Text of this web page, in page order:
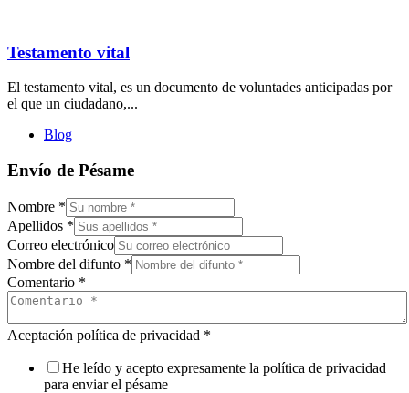
Testamento vital
El testamento vital, es un documento de voluntades anticipadas por
el que un ciudadano,...
Blog
Envío de Pésame
Nombre *
Apellidos *
Correo electrónico
Nombre del difunto *
Comentario *
Aceptación política de privacidad *
He leído y acepto expresamente la política de privacidad
para enviar el pésame